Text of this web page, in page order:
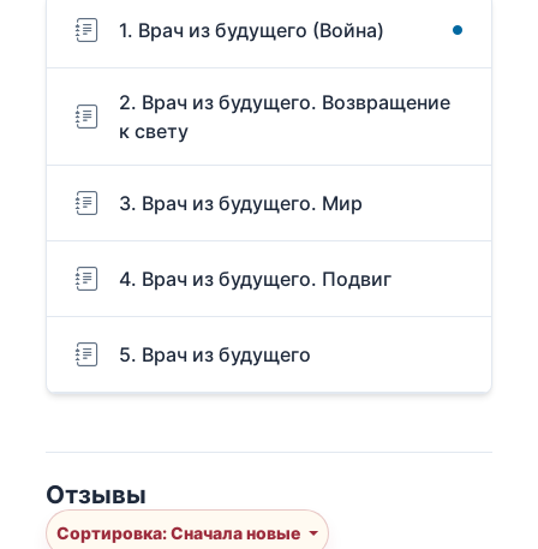
1. Врач из будущего (Война)
2. Врач из будущего. Возвращение
к свету
3. Врач из будущего. Мир
4. Врач из будущего. Подвиг
5. Врач из будущего
Отзывы
Сортировка: Сначала новые